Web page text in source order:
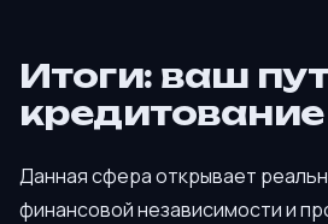
Итоги: ваш
кредитование
Данная сфера открывает
финансовой независимости и